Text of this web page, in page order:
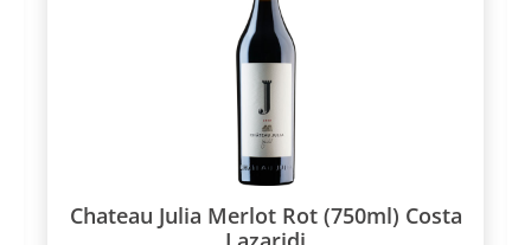
Chateau Julia Merlot Rot (750ml) Costa